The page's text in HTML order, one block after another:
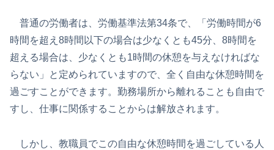
普通の労働者は、労働基準法第34条で、「労働時間が6
時間を超え8時間以下の場合は少なくとも45分、8時間を
超える場合は、少なくとも1時間の休憩を与えなければな
らない」と定められていますので、全く自由な休憩時間を
過ごすことができます。勤務場所から離れることも自由で
すし、仕事に関係することからは解放されます。
しかし、教職員でこの自由な休憩時間を過ごしている人